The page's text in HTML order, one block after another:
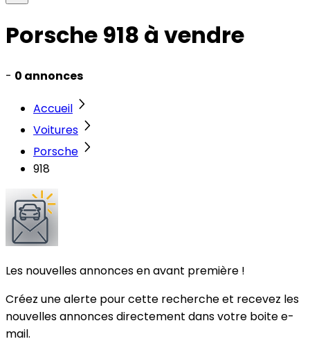
Porsche 918 à vendre
- 0 annonces
Accueil
Voitures
Porsche
918
Les nouvelles annonces en avant première !
Créez une alerte pour cette recherche et recevez les
nouvelles annonces directement dans votre boite e-
mail.